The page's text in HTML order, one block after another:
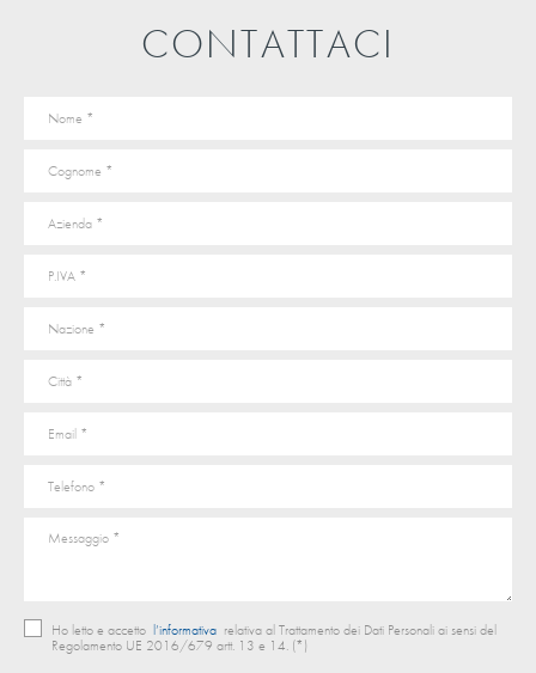
CONTATTACI
Ho letto e accetto l’informativa relativa al Trattamento dei Dati Personali ai sensi del
Regolamento UE 2016/679 artt. 13 e 14. (*)